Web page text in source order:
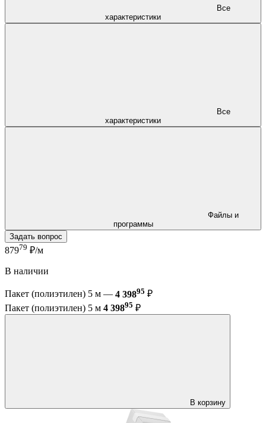
характеристики
характеристики
программы
Задать вопрос
87979 ₽/м
В наличии
Пакет (полиэтилен) 5 м — 4 39895 ₽
Пакет (полиэтилен) 5 м 4 39895 ₽
В корзину